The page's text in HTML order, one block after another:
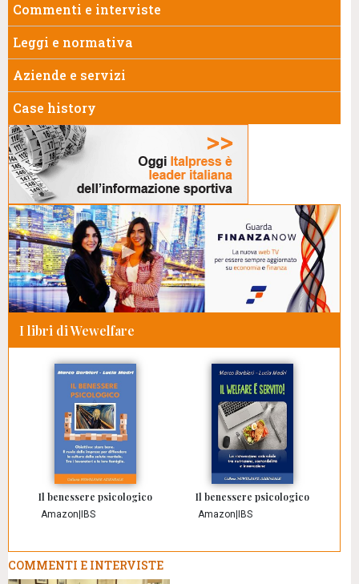
Commenti e interviste
Leggi e normativa
Aziende e servizi
Case history
I libri di Wewelfare
Il benessere psicologico
Amazon IBS
Il benessere psicologico
Amazon IBS
COMMENTI E INTERVISTE